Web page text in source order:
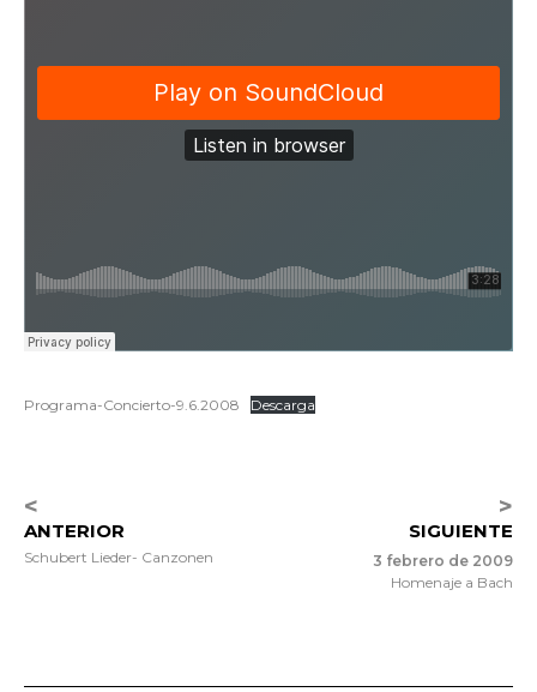
Programa-Concierto-9.6.2008 Descarga
<
ANTERIOR
Schubert Lieder- Canzonen
>
SIGUIENTE
3 febrero de 2009
Homenaje a Bach